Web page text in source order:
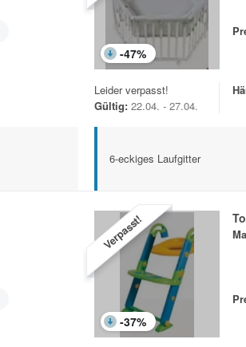
-47%
Leider verpasst!
Gültig: 22.04. - 27.04.
6-eckiges Laufgitter
Verpasst!
-37%